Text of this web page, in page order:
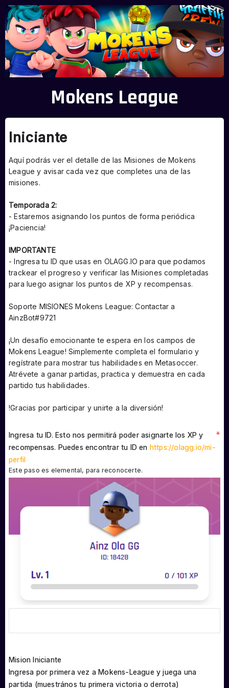
Mokens League
Iniciante
Aquí podrás ver el detalle de las Misiones de Mokens
League y avisar cada vez que completes una de las
misiones.
Temporada 2:
- Estaremos asignando los puntos de forma periódica
¡Paciencia!
IMPORTANTE
- Ingresa tu ID que usas en OLAGG.IO para que podamos
trackear el progreso y verificar las Misiones completadas
para luego asignar los puntos de XP y recompensas.
Soporte MISIONES Mokens League: Contactar a
AinzBot#9721
¡Un desafío emocionante te espera en los campos de
Mokens League! Simplemente completa el formulario y
regístrate para mostrar tus habilidades en Metasoccer.
Atrévete a ganar partidas, practica y demuestra en cada
partido tus habilidades.
!Gracias por participar y unirte a la diversión!
Ingresa tu ID. Esto nos permitirá poder asignarte los XP y
recompensas. Puedes encontrar tu ID en https://olagg.io/mi-
perfil
*
Este paso es elemental, para reconocerte.
Mision Iniciante
Ingresa por primera vez a Mokens-League y juega una
partida (muestrános tu primera victoria o derrota)